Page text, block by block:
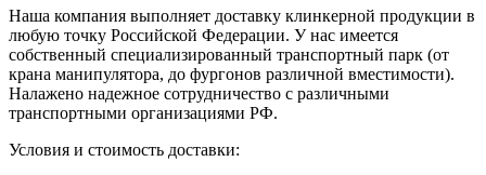
Наша компания выполняет доставку клинкерной продукции в
любую точку Российской Федерации. У нас имеется
собственный специализированный транспортный парк (от
крана манипулятора, до фургонов различной вместимости).
Налажено надежное сотрудничество с различными
транспортными организациями РФ.
Условия и стоимость доставки: